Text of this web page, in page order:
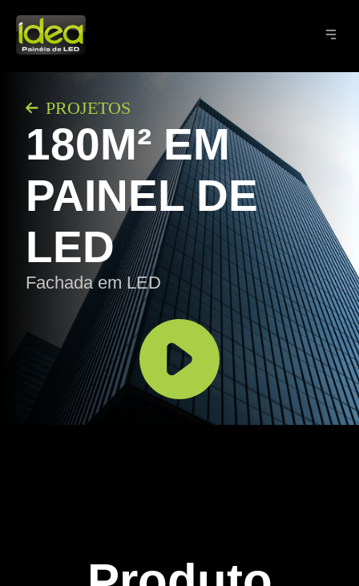
PROJETOS
180M² EM
PAINEL DE
LED
Fachada em LED